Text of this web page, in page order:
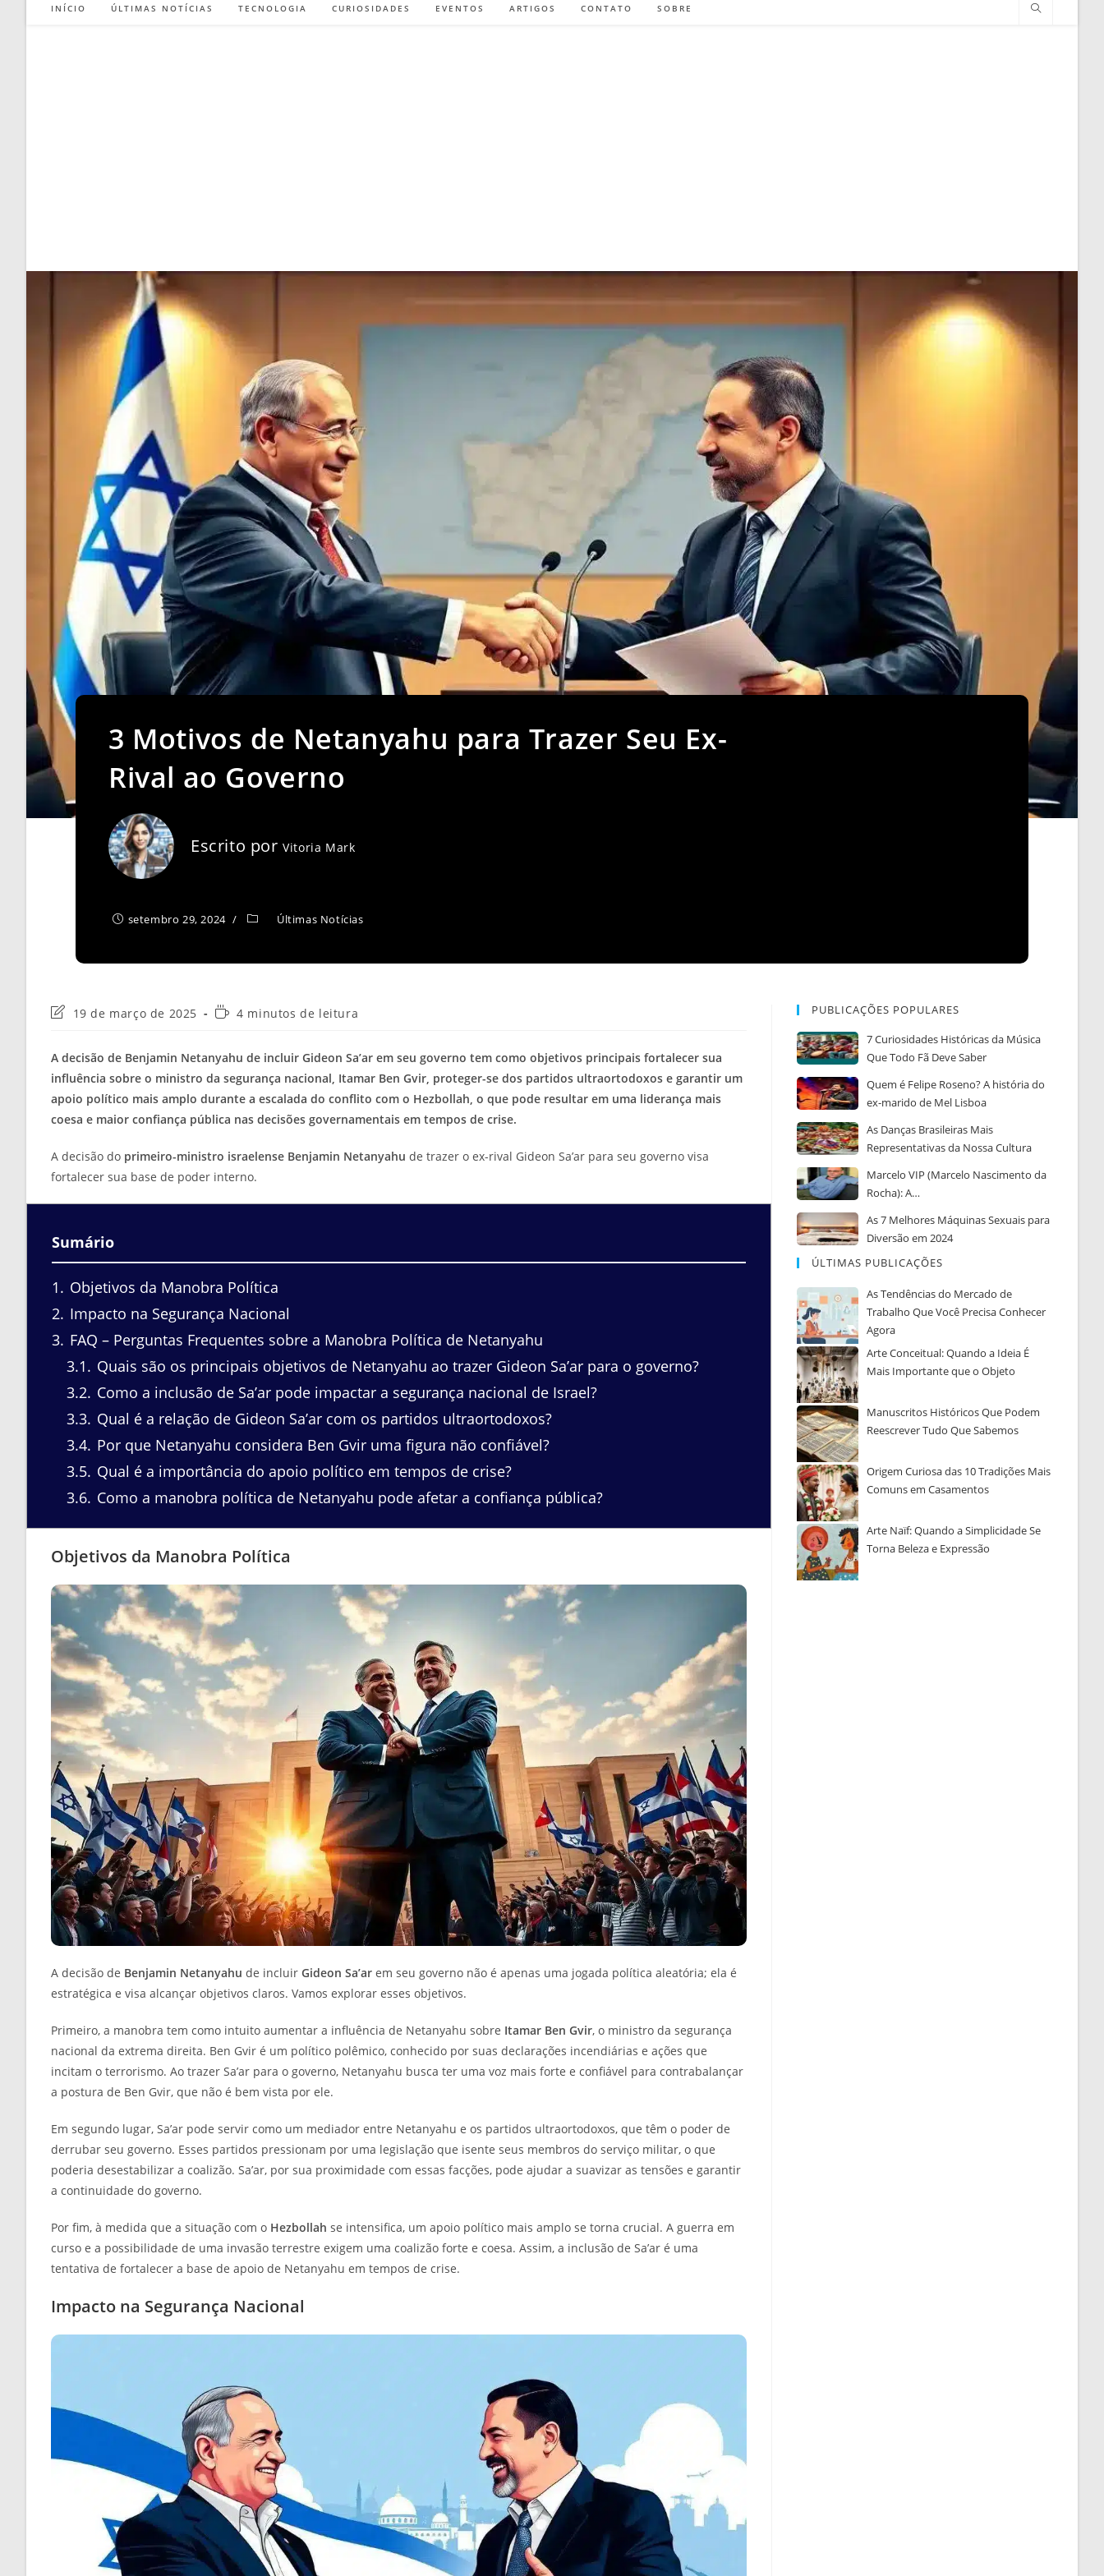
INÍCIO ÚLTIMAS NOTÍCIAS TECNOLOGIA CURIOSIDADES EVENTOS ARTIGOS CONTATO SOBRE
3 Motivos de Netanyahu para Trazer Seu Ex-
Rival ao Governo
Escrito porVitoria Mark
setembro 29, 2024 Últimas Notícias
Última
post:
19 de março de 2025
Tempo4 minutos de leitura
A decisão de Benjamin Netanyahu de incluir Gideon Sa’ar em seu governo tem como objetivos principais fortalecer sua
influência sobre o ministro da segurança nacional, Itamar Ben Gvir, proteger-se dos partidos ultraortodoxos e garantir um
apoio político mais amplo durante a escalada do conflito com o Hezbollah, o que pode resultar em uma liderança mais
coesa e maior confiança pública nas decisões governamentais em tempos de crise.
A decisão do primeiro-ministro israelense Benjamin Netanyahu de trazer o ex-rival Gideon Sa’ar para seu governo visa
fortalecer sua base de poder interno.
Sumário
1
Objetivos da Manobra Política
2 Impacto na Segurança Nacional
3 FAQ – Perguntas Frequentes sobre a Manobra Política de Netanyahu
3.1
Quais são os principais objetivos de Netanyahu ao trazer Gideon Sa’ar para o governo?
3.2 Como a inclusão de Sa’ar pode impactar a segurança nacional de Israel?
3.3 Qual é a relação de Gideon Sa’ar com os partidos ultraortodoxos?
3.4 Por que Netanyahu considera Ben Gvir uma figura não confiável?
3.5 Qual é a importância do apoio político em tempos de crise?
3.6 Como a manobra política de Netanyahu pode afetar a confiança pública?
Objetivos da Manobra Política
A decisão de Benjamin Netanyahu de incluir Gideon Sa’ar em seu governo não é apenas uma jogada política aleatória; ela é
estratégica e visa alcançar objetivos claros. Vamos explorar esses objetivos.
Primeiro, a manobra tem como intuito aumentar a influência de Netanyahu sobre Itamar Ben Gvir, o ministro da segurança
nacional da extrema direita. Ben Gvir é um político polêmico, conhecido por suas declarações incendiárias e ações que
incitam o terrorismo. Ao trazer Sa’ar para o governo, Netanyahu busca ter uma voz mais forte e confiável para contrabalançar
a postura de Ben Gvir, que não é bem vista por ele.
Em segundo lugar, Sa’ar pode servir como um mediador entre Netanyahu e os partidos ultraortodoxos, que têm o poder de
derrubar seu governo. Esses partidos pressionam por uma legislação que isente seus membros do serviço militar, o que
poderia desestabilizar a coalizão. Sa’ar, por sua proximidade com essas facções, pode ajudar a suavizar as tensões e garantir
a continuidade do governo.
Por fim, à medida que a situação com o Hezbollah se intensifica, um apoio político mais amplo se torna crucial. A guerra em
curso e a possibilidade de uma invasão terrestre exigem uma coalizão forte e coesa. Assim, a inclusão de Sa’ar é uma
tentativa de fortalecer a base de apoio de Netanyahu em tempos de crise.
Impacto na Segurança Nacional
PUBLICAÇÕES POPULARES
7 Curiosidades Históricas da Música
Que Todo Fã Deve Saber
Quem é Felipe Roseno? A história do
ex-marido de Mel Lisboa
As Danças Brasileiras Mais
Representativas da Nossa Cultura
Marcelo VIP (Marcelo Nascimento da
Rocha): A…
As 7 Melhores Máquinas Sexuais para
Diversão em 2024
ÚLTIMAS PUBLICAÇÕES
As Tendências do Mercado de
Trabalho Que Você Precisa Conhecer
Agora
Arte Conceitual: Quando a Ideia É
Mais Importante que o Objeto
Manuscritos Históricos Que Podem
Reescrever Tudo Que Sabemos
Origem Curiosa das 10 Tradições Mais
Comuns em Casamentos
Arte Naïf: Quando a Simplicidade Se
Torna Beleza e Expressão